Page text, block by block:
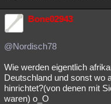
Bone02943
@Nordisch78
Wie werden eigentlich
Deutschland und sonst wo
hinrichtet?(von denen mit
waren) o_O